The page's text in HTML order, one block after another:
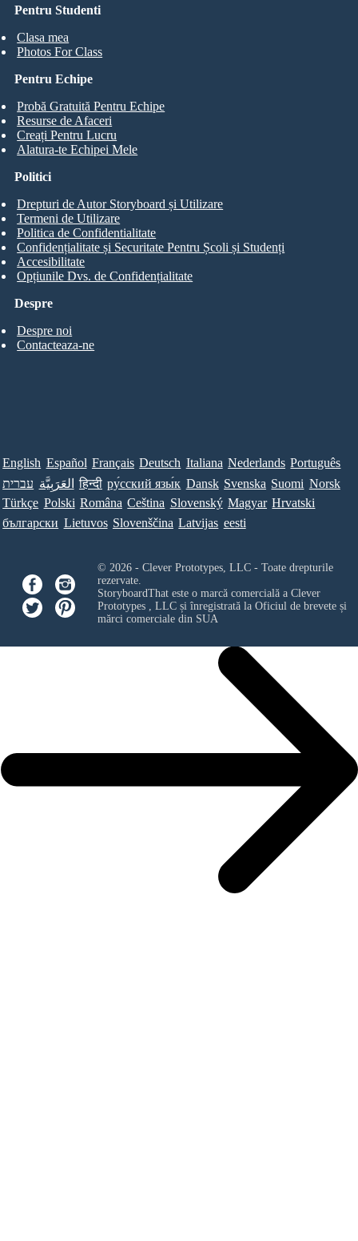
Pentru Studenti
Clasa mea
Photos For Class
Pentru Echipe
Probă Gratuită Pentru Echipe
Resurse de Afaceri
Creați Pentru Lucru
Alatura-te Echipei Mele
Despre
Despre noi
Contacteaza-ne
Politici
Drepturi de Autor Storyboard și Utilizare
Termeni de Utilizare
Politica de Confidentialitate
Confidențialitate și Securitate Pentru Școli și Studenți
Accesibilitate
Opțiunile Dvs. de Confidențialitate
English Español Français Deutsch Italiana Nederlands Português
עברית العَرَبِيَّة हिन्दी ру́сский язы́к Dansk Svenska Suomi Norsk
Türkçe Polski Româna Ceština Slovenský Magyar Hrvatski
български Lietuvos Slovenščina Latvijas eesti
© 2026 - Clever Prototypes, LLC - Toate drepturile
rezervate.
StoryboardThat este o marcă comercială a Clever
Prototypes , LLCși înregistrată la Oficiul de brevete și
mărci comerciale din SUA